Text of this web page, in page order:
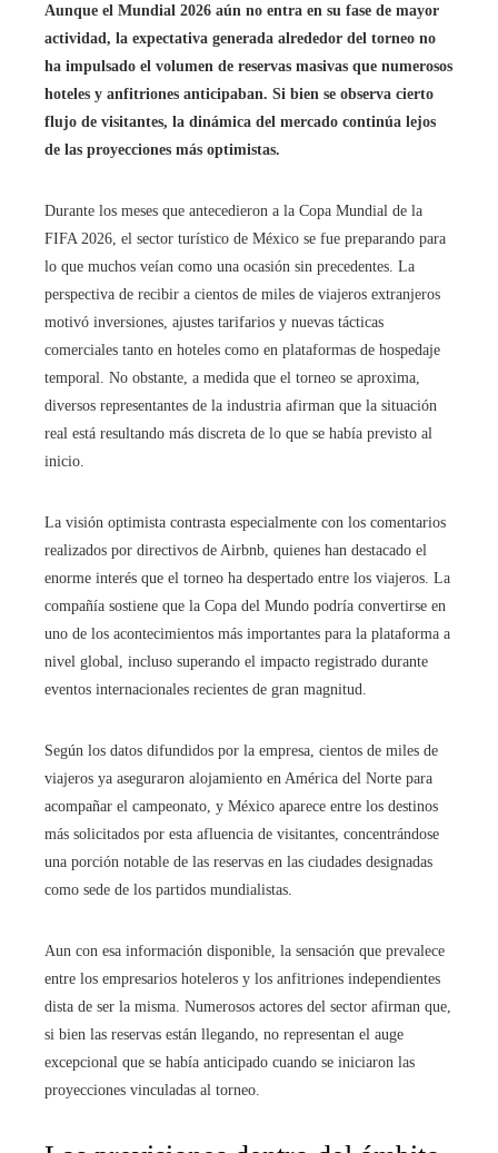
Aunque el Mundial 2026 aún no entra en su fase de mayor
actividad, la expectativa generada alrededor del torneo no
ha impulsado el volumen de reservas masivas que numerosos
hoteles y anfitriones anticipaban. Si bien se observa cierto
flujo de visitantes, la dinámica del mercado continúa lejos
de las proyecciones más optimistas.
Durante los meses que antecedieron a la Copa Mundial de la
FIFA 2026, el sector turístico de México se fue preparando para
lo que muchos veían como una ocasión sin precedentes. La
perspectiva de recibir a cientos de miles de viajeros extranjeros
motivó inversiones, ajustes tarifarios y nuevas tácticas
comerciales tanto en hoteles como en plataformas de hospedaje
temporal. No obstante, a medida que el torneo se aproxima,
diversos representantes de la industria afirman que la situación
real está resultando más discreta de lo que se había previsto al
inicio.
La visión optimista contrasta especialmente con los comentarios
realizados por directivos de Airbnb, quienes han destacado el
enorme interés que el torneo ha despertado entre los viajeros. La
compañía sostiene que la Copa del Mundo podría convertirse en
uno de los acontecimientos más importantes para la plataforma a
nivel global, incluso superando el impacto registrado durante
eventos internacionales recientes de gran magnitud.
Según los datos difundidos por la empresa, cientos de miles de
viajeros ya aseguraron alojamiento en América del Norte para
acompañar el campeonato, y México aparece entre los destinos
más solicitados por esta afluencia de visitantes, concentrándose
una porción notable de las reservas en las ciudades designadas
como sede de los partidos mundialistas.
Aun con esa información disponible, la sensación que prevalece
entre los empresarios hoteleros y los anfitriones independientes
dista de ser la misma. Numerosos actores del sector afirman que,
si bien las reservas están llegando, no representan el auge
excepcional que se había anticipado cuando se iniciaron las
proyecciones vinculadas al torneo.